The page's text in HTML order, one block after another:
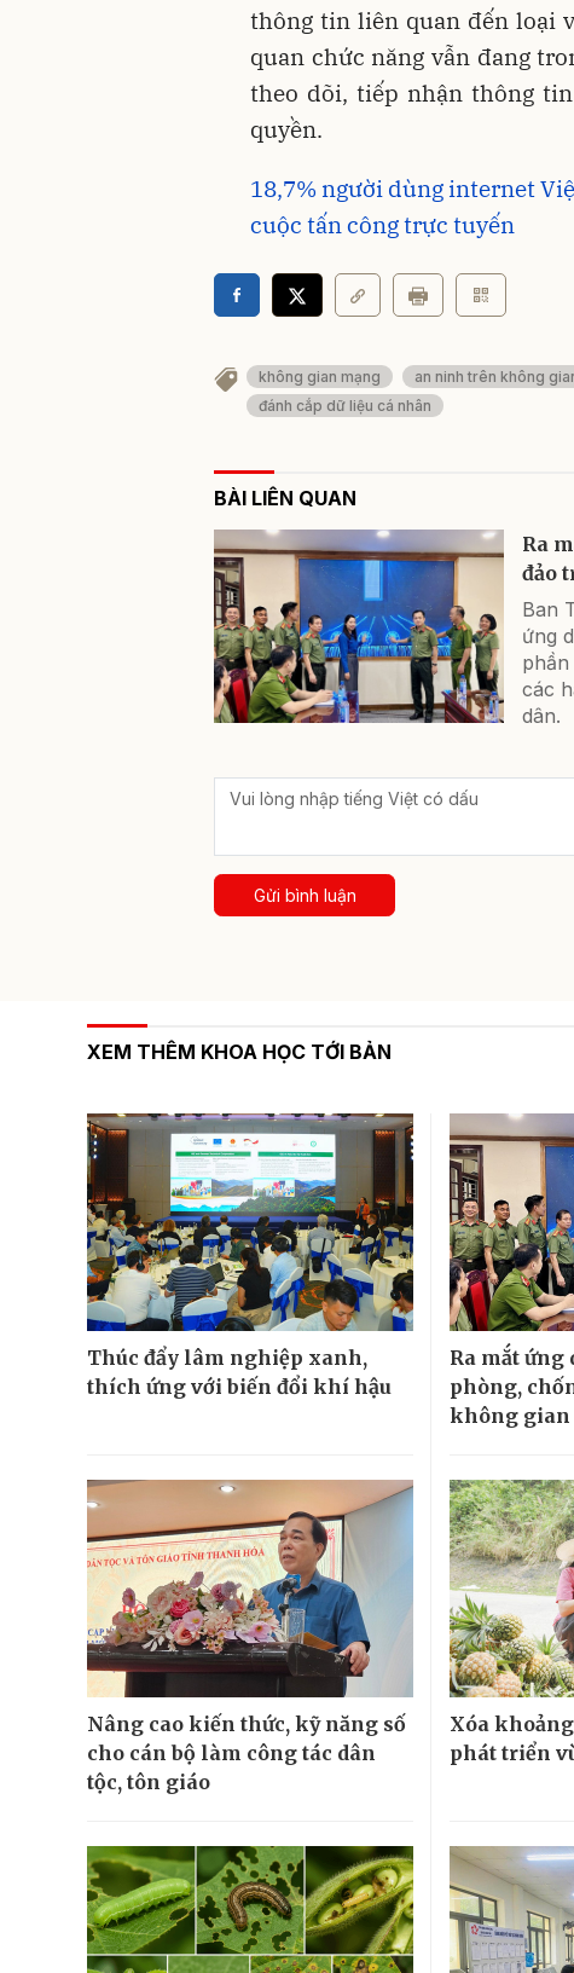
thông tin liên quan đến loại
quan chức năng vẫn đang
theo dõi, tiếp nhận thông
quyền.
18,7% người dùng internet
cuộc tấn công trực tuyến
không gian mạng an ninh trên không
đánh cắp dữ liệu cá nhân
BÀI LIÊN QUAN
Ra
đảo
Ban
ứng
các
dân.
Gửi bình luận
XEM THÊM KHOA HỌC TỚI BẢN
Thúc đẩy lâm nghiệp xanh,
thích ứng với biến đổi khí hậu
Ra mắt
phòng,
không gian
Nâng cao kiến thức, kỹ năng số
cho cán bộ làm công tác dân
tộc, tôn giáo
Xóa
phát triển